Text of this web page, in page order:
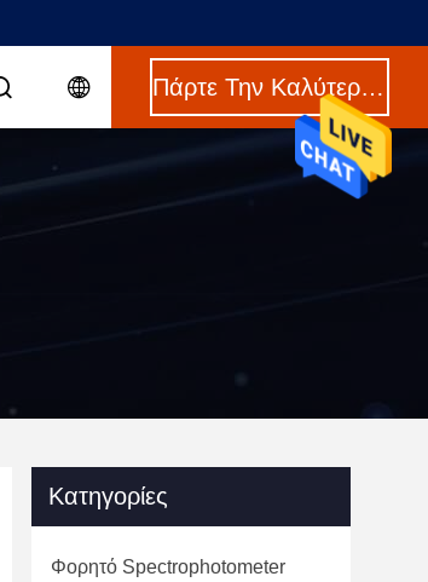
Πάρτε Την Καλύτερη Τιμή
Κατηγορίες
Φορητό Spectrophotometer